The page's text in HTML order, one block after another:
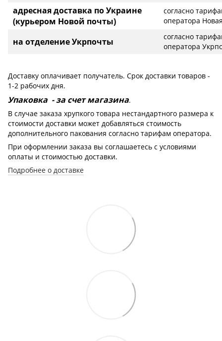
адресная доставка по Украине
(курьером Новой почты)
согласно
оператора
на отделение Укрпочты
согласно
оператора
Доставку оплачивает получатель. Срок доставки товаров -
1-2 рабочих дня.
Упаковка - за счет магазина.
В случае заказа хрупкого товара нестандартного размера к
стоимости доставки может добавляться стоимость
дополнительного пакования согласно тарифам оператора.
При оформлении заказа вы соглашаетесь с условиями
оплаты и стоимостью доставки.
Подробнее о доставке